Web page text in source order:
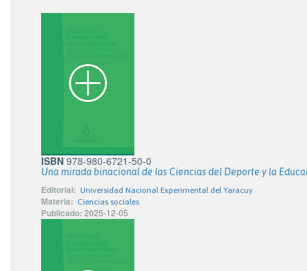
ISBN 978-980-6721-50-0
Una mirada binacional de las Ciencias del Deporte y la
Editorial: Universidad Nacional Experimental del Yaracuy
Materia: Ciencias sociales
Publicado: 2025-12-05